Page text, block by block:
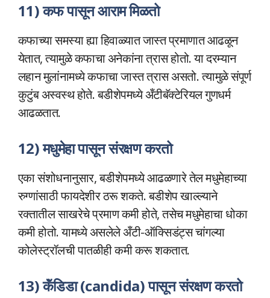
11) कफ पासून आराम मिळतो
कफाच्या समस्या ह्या हिवाळ्यात जास्त प्रमाणात आढळून
येतात, त्यामुळे कफाचा अनेकांना त्रास होतो. या दरम्यान
लहान मुलांनामध्ये कफाचा जास्त त्रास असतो. त्यामुळे संपूर्ण
कुटुंब अस्वस्थ होते. बडीशेपमध्ये अँटीबॅक्टेरियल गुणधर्म
आढळतात.
12) मधुमेहा पासून संरक्षण करतो
एका संशोधनानुसार, बडीशेपमध्ये आढळणारे तेल मधुमेहाच्या
रुग्णांसाठी फायदेशीर ठरू शकते. बडीशेप खाल्ल्याने
रक्तातील साखरेचे प्रमाण कमी होते, तसेच मधुमेहाचा धोका
कमी होतो. यामध्ये असलेले अँटी-ऑक्सिडंट्स चांगल्या
कोलेस्ट्रॉलची पातळीही कमी करू शकतात.
13) कॅंडिडा (candida) पासून संरक्षण करतो